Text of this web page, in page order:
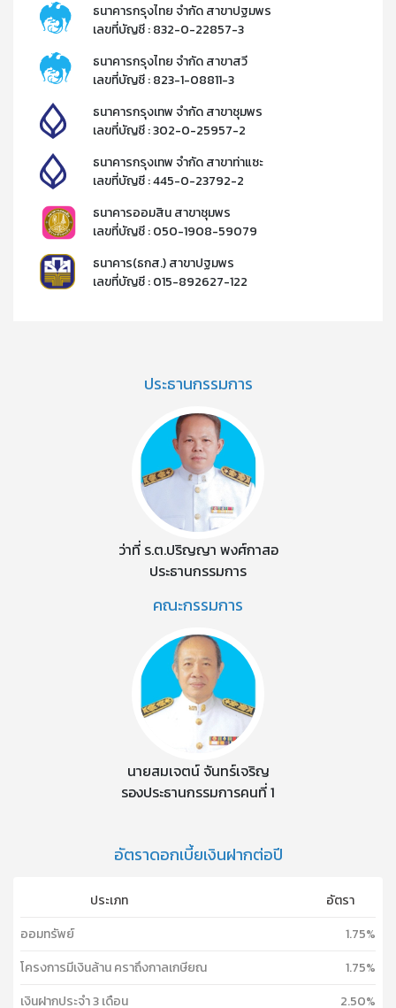
ธนาคารกรุงไทย จำกัด สาขาปฐมพร
เลขที่บัญชี : 832-0-22857-3​
ธนาคารกรุงไทย จำกัด สาขาสวี
เลขที่บัญชี : 823-1-08811-3​
ธนาคารกรุงเทพ จำกัด สาขาชุมพร
เลขที่บัญชี : 302-0-25957-2​
ธนาคารกรุงเทพ จำกัด สาขาท่าแซะ
เลขที่บัญชี : 445-0-23792-2​
ธนาคารออมสิน สาขาชุมพร
เลขที่บัญชี : 050-1908-59079​
ธนาคาร(ธกส.) สาขาปฐมพร
เลขที่บัญชี : 015-892627-122​​
ประธานกรรมการ
ว่าที่ ร.ต.ปริญญา พงศ์กาสอ
ประธานกรรมการ
คณะกรรมการ
นายสมเจตน์ จันทร์เจริญ
รองประธานกรรมการคนที่ 1
อัตราดอกเบี้ยเงินฝากต่อปี
ประเภท
อัตรา
ออมทรัพย์
1.75%
โครงการมีเงินล้าน คราถึงกาลเกษียณ
1.75%
เงินฝากประจำ 3 เดือน
2.50%